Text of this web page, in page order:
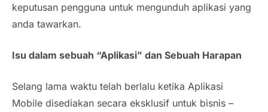
keputusan pengguna untuk mengunduh aplikasi yang
anda tawarkan.
Isu dalam sebuah “Aplikasi” dan Sebuah Harapan
Selang lama waktu telah berlalu ketika Aplikasi
Mobile disediakan secara eksklusif untuk bisnis –